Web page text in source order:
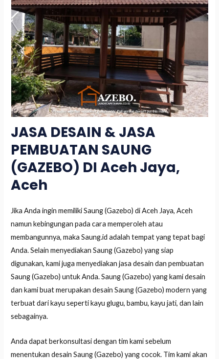
JASA DESAIN & JASA
PEMBUATAN SAUNG
(GAZEBO) DI Aceh Jaya,
Aceh
Jika Anda ingin memiliki Saung (Gazebo) di Aceh Jaya, Aceh
namun kebingungan pada cara memperoleh atau
membangunnya, maka Saung.id adalah tempat yang tepat bagi
Anda. Selain menyediakan Saung (Gazebo) yang siap
digunakan, kami juga menyediakan jasa desain dan pembuatan
Saung (Gazebo) untuk Anda. Saung (Gazebo) yang kami desain
dan kami buat merupakan desain Saung (Gazebo) modern yang
terbuat dari kayu seperti kayu glugu, bambu, kayu jati, dan lain
sebagainya.
Anda dapat berkonsultasi dengan tim kami sebelum
menentukan desain Saung (Gazebo) yang cocok. Tim kami akan